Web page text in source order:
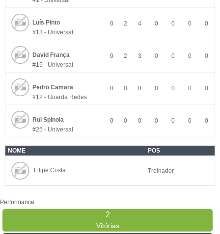
Luís Pinto
#13 - Universal
0 2 4 0 0 0 0
David França
#15 - Universal
0 2 3 0 0 0 0
Pedro Camara
#12 - Guarda Redes
0 0 0 0 0 0 0
Rui Spinola
#25 - Universal
0 0 0 0 0 0 0
NOME POS
Filipe Costa Treinador
Performance
2
Vitórias